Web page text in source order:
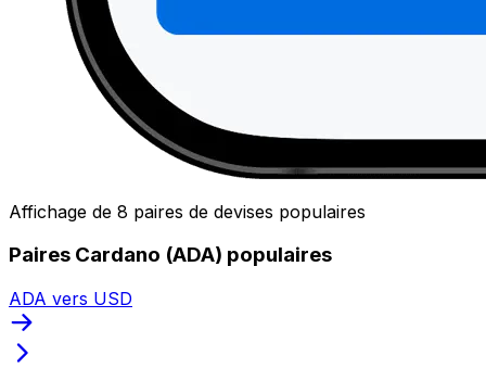
Affichage de 8 paires de devises populaires
Paires Cardano (ADA) populaires
ADA vers USD